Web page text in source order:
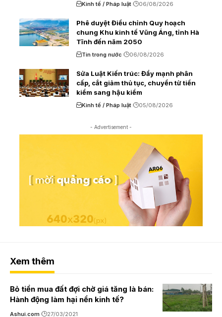
Kinh tế / Pháp luật 06/08/2026
Phê duyệt Điều chỉnh Quy hoạch
chung Khu kinh tế Vũng Áng, tỉnh Hà
Tĩnh đến năm 2050
Tin trong nước 06/08/2026
Sửa Luật Kiến trúc: Đẩy mạnh phân
cấp, cắt giảm thủ tục, chuyển từ tiền
kiểm sang hậu kiểm
Kinh tế / Pháp luật 05/08/2026
- Advertisement -
Xem thêm
Bỏ tiền mua đất đợi chờ giá tăng là bán:
Hành động làm hại nền kinh tế?
Ashui.com 27/03/2021